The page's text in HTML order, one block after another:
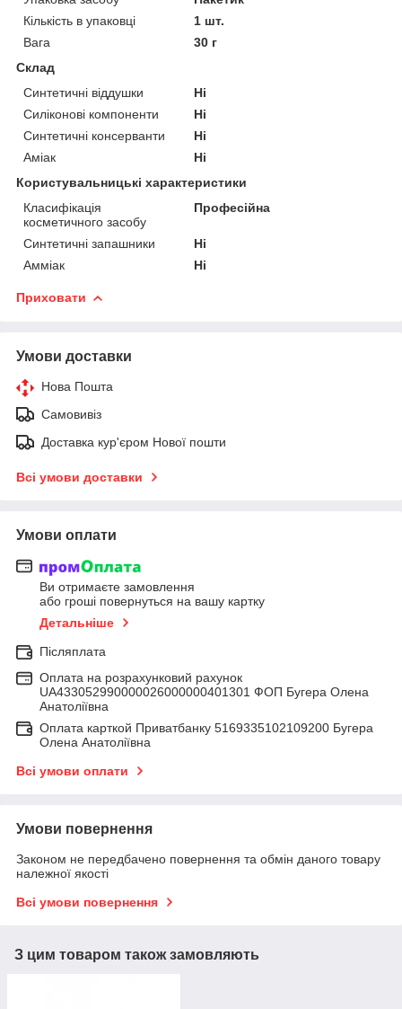
Кількість в упаковці
1 шт.
Вага
30 г
Склад
Синтетичні віддушки
Ні
Силіконові компоненти
Ні
Синтетичні консерванти
Ні
Аміак
Ні
Користувальницькі характеристики
Класифікація
косметичного засобу
Професійна
Синтетичні запашники
Ні
Амміак
Ні
Приховати
Умови доставки
Нова Пошта
Самовивіз
Доставка кур'єром Нової пошти
Всі умови доставки
Умови оплати
Ви отримаєте замовлення
або гроші повернуться на вашу картку
Детальніше
Післяплата
Оплата на розрахунковий рахунок
UA433052990000026000000401301 ФОП Бугера Олена
Анатоліївна
Оплата карткой Приватбанку 5169335102109200 Бугера
Олена Анатоліївна
Всі умови оплати
Умови повернення
Законом не передбачено повернення та обмін даного товару
належної якості
Всі умови повернення
З цим товаром також замовляють